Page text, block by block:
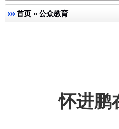
首页 » 公众教育
怀进鹏在